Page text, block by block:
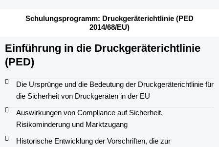
Schulungsprogramm: Druckgeräterichtlinie (PED
2014/68/EU)
Einführung in die Druckgeräterichtlinie
(PED)
Die Ursprünge und die Bedeutung der Druckgeräterichtlinie für
die Sicherheit von Druckgeräten in der EU
Auswirkungen von Compliance auf Sicherheit,
Risikominderung und Marktzugang
Historische Entwicklung der Vorschriften, die zur